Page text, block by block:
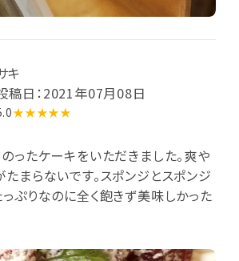
キ
稿日：2021年07月08日
★★★★★
ったケーキをいただきました。爽や
まらないです。スポンジとスポンジ
ぷりなのに全く飽きず美味しかった